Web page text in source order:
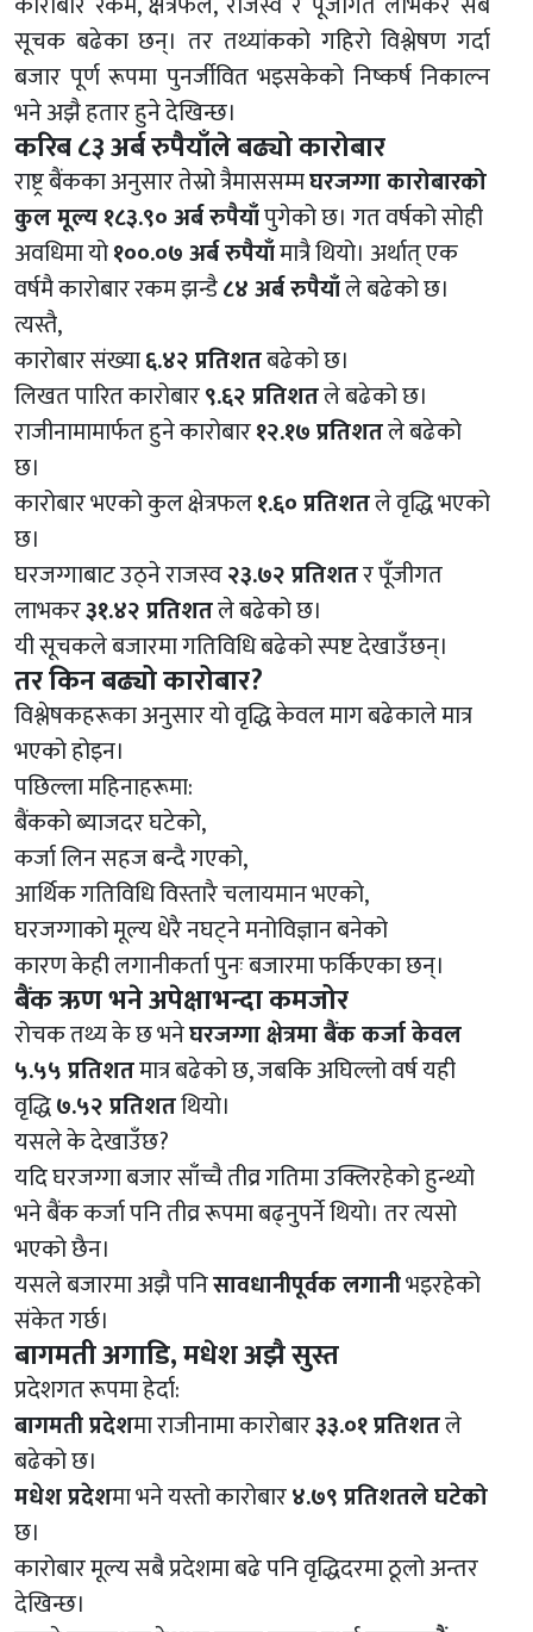
सूचक बढेका छन्। तर तथ्यांकको गहिरो विश्लेषण गर्दा
बजार पूर्ण रूपमा पुनर्जीवित भइसकेको निष्कर्ष निकाल्न
भने अझै हतार हुने देखिन्छ।
करिब ८३ अर्ब रुपैयाँले बढ्यो कारोबार
राष्ट्र बैंकका अनुसार तेस्रो त्रैमाससम्मघरजग्गा कारोबारको
कुल मूल्य १८३.९० अर्ब रुपैयाँपुगेको छ। गत वर्षको सोही
अवधिमा यो१००.०७ अर्ब रुपैयाँमात्रै थियो। अर्थात् एक
वर्षमै कारोबार रकम झन्डै८४ अर्ब रुपैयाँले बढेको छ।
त्यस्तै,
कारोबार संख्या६.४२ प्रतिशतबढेको छ।
लिखत पारित कारोबार९.६२ प्रतिशतले बढेको छ।
राजीनामामार्फत हुने कारोबार१२.१७ प्रतिशतले बढेको
छ।
कारोबार भएको कुल क्षेत्रफल१.६० प्रतिशतले वृद्धि भएको
छ।
घरजग्गाबाट उठ्ने राजस्व२३.७२ प्रतिशतर पूँजीगत
लाभकर३१.४२ प्रतिशतले बढेको छ।
यी सूचकले बजारमा गतिविधि बढेको स्पष्ट देखाउँछन्।
तर किन बढ्यो कारोबार?
विश्लेषकहरूका अनुसार यो वृद्धि केवल माग बढेकाले मात्र
भएको होइन।
पछिल्ला महिनाहरूमा:
बैंकको ब्याजदर घटेको,
कर्जा लिन सहज बन्दै गएको,
आर्थिक गतिविधि विस्तारै चलायमान भएको,
घरजग्गाको मूल्य धेरै नघट्ने मनोविज्ञान बनेको
कारण केही लगानीकर्ता पुनः बजारमा फर्किएका छन्।
बैंक ऋण भने अपेक्षाभन्दा कमजोर
रोचक तथ्य के छ भनेघरजग्गा क्षेत्रमा बैंक कर्जा केवल
५.५५ प्रतिशतमात्र बढेको छ, जबकि अघिल्लो वर्ष यही
वृद्धि७.५२ प्रतिशतथियो।
यसले के देखाउँछ?
यदि घरजग्गा बजार साँच्चै तीव्र गतिमा उक्लिरहेको हुन्थ्यो
भने बैंक कर्जा पनि तीव्र रूपमा बढ्नुपर्ने थियो। तर त्यसो
भएको छैन।
यसले बजारमा अझै पनिसावधानीपूर्वक लगानीभइरहेको
संकेत गर्छ।
बागमती अगाडि, मधेश अझै सुस्त
प्रदेशगत रूपमा हेर्दा:
बागमती प्रदेशमा राजीनामा कारोबार३३.०१ प्रतिशतले
बढेको छ।
मधेश प्रदेशमा भने यस्तो कारोबार४.७९ प्रतिशतले घटेको
छ।
कारोबार मूल्य सबै प्रदेशमा बढे पनि वृद्धिदरमा ठूलो अन्तर
देखिन्छ।